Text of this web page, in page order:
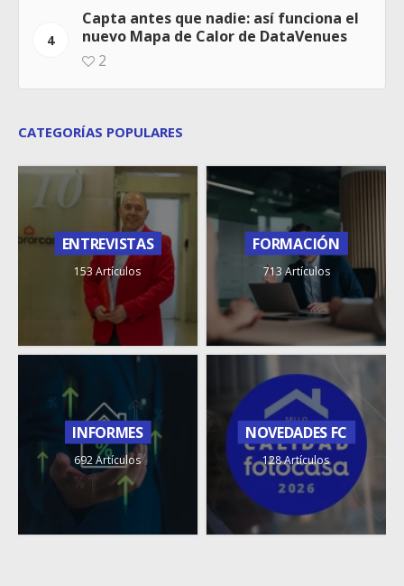
4
Capta antes que nadie: así funciona el
nuevo Mapa de Calor de DataVenues
2
CATEGORÍAS POPULARES
ENTREVISTAS
153 Artículos
FORMACIÓN
713 Artículos
INFORMES
692 Artículos
NOVEDADES FC
128 Artículos